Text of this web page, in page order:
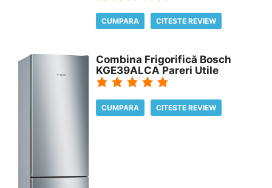
CUMPARA CITESTE REVIEW
Combina Frigorifică Bosch
KGE39ALCA Pareri Utile
CUMPARA CITESTE REVIEW